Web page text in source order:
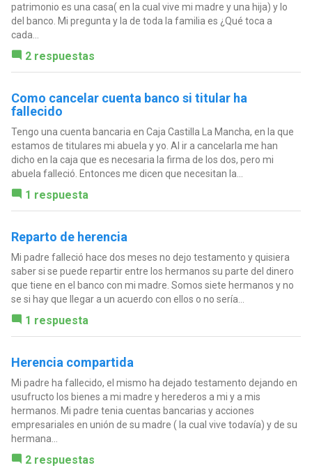
patrimonio es una casa( en la cual vive mi madre y una hija) y lo
del banco. Mi pregunta y la de toda la familia es ¿Qué toca a
cada...
2 respuestas
Como cancelar cuenta banco si titular ha
fallecido
Tengo una cuenta bancaria en Caja Castilla La Mancha, en la que
estamos de titulares mi abuela y yo. Al ir a cancelarla me han
dicho en la caja que es necesaria la firma de los dos, pero mi
abuela falleció. Entonces me dicen que necesitan la...
1 respuesta
Reparto de herencia
Mi padre falleció hace dos meses no dejo testamento y quisiera
saber si se puede repartir entre los hermanos su parte del dinero
que tiene en el banco con mi madre. Somos siete hermanos y no
se si hay que llegar a un acuerdo con ellos o no sería...
1 respuesta
Herencia compartida
Mi padre ha fallecido, el mismo ha dejado testamento dejando en
usufructo los bienes a mi madre y herederos a mi y a mis
hermanos. Mi padre tenia cuentas bancarias y acciones
empresariales en unión de su madre ( la cual vive todavía) y de su
hermana...
2 respuestas